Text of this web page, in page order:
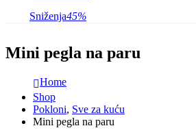
Sniženja45%
Mini pegla na paru
Home
Shop
Pokloni, Sve za kuću
Mini pegla na paru